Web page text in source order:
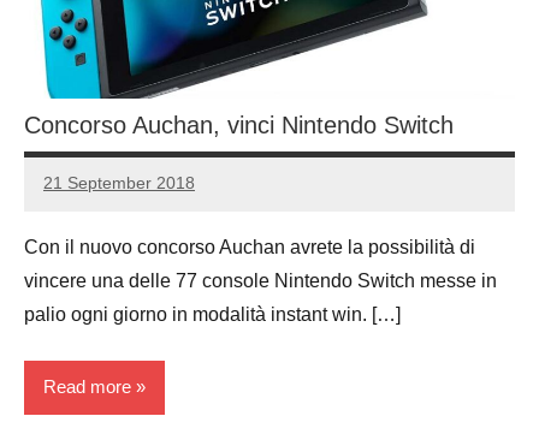
Concorso Auchan, vinci Nintendo Switch
21 September 2018
Luca
2
Con il nuovo concorso Auchan avrete la possibilità di
vincere una delle 77 console Nintendo Switch messe in
palio ogni giorno in modalità instant win. […]
Read more